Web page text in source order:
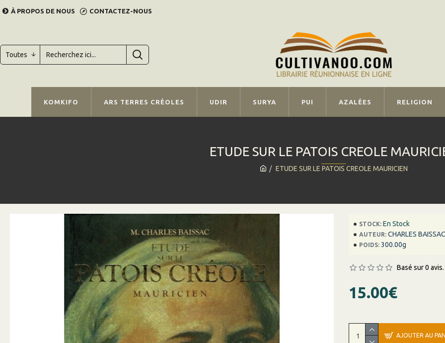
À PROPOS DE NOUS CONTACTEZ-NOUS
Toutes
KOMKIFO ARS TERRES CRÉOLES UDIR SURYA PUI AZALÉES RELIGION
ETUDE SUR LE PATOIS CREOLE MAURICIEN
ETUDE SUR LE PATOIS CREOLE
STOCK: En Stock
AUTEUR: CHARLES BAISSAC
POIDS: 300.00g
Basé sur 0 avis.
15.00€
AJOUTER AU